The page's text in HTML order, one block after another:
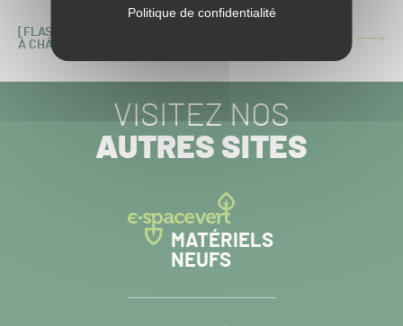
Politique de confidentialité
ARTICLE
SUIVANT :
[FLASH] LA FINALE DE COUPE DE FRANCE FÉMININES 2019
À CHÂTEAUROUX
VISITEZ NOS
AUTRES SITES
MATÉRIELS
NEUFS